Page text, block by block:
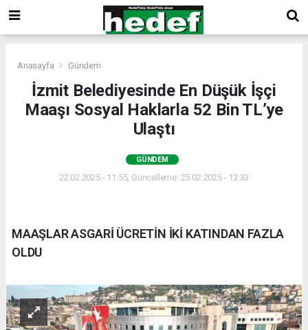
Anasayfa Gündem
İzmit Belediyesinde En Düşük İşçi
Maaşı Sosyal Haklarla 52 Bin TL’ye
Ulaştı
GÜNDEM
22.02.2025 - 11:55, Güncelleme: 25.02.2025 - 13:33
MAAŞLAR ASGARİ ÜCRETİN İKİ KATINDAN FAZLA
OLDU